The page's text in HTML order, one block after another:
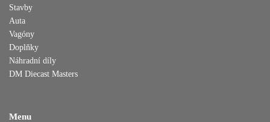
Stavby
Auta
Vagóny
Doplňky
Náhradní díly
DM Diecast Masters
Menu